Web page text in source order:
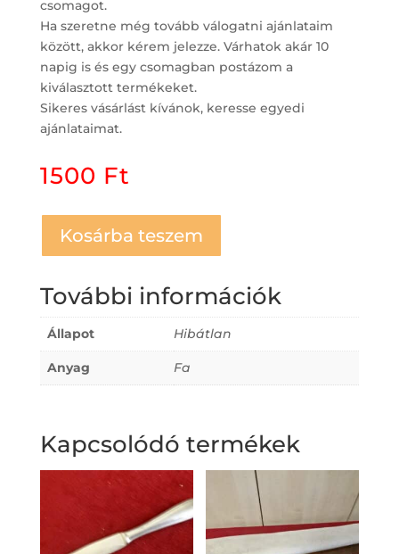
csomagot.
Ha szeretne még tovább válogatni ajánlataim
között, akkor kérem jelezze. Várhatok akár 10
napig is és egy csomagban postázom a
kiválasztott termékeket.
Sikeres vásárlást kívánok, keresse egyedi
ajánlataimat.
1500 Ft
Kosárba teszem
További információk
Állapot Hibátlan
Anyag Fa
Kapcsolódó termékek